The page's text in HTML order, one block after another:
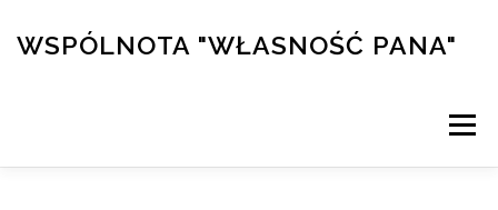
treściWSPÓLNOTA "WŁASNOŚĆ PANA"
Menu